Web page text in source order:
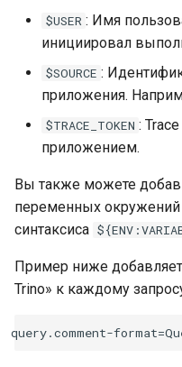
$USER : Имя
инициировал
$SOURCE :
приложения.
$TRACE_TOKEN :
приложением.
Вы также можете
переменных
синтаксиса
Пример ниже
Trino» к каждому